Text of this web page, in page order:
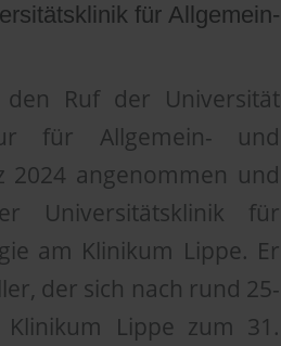
für Allgemein-
Ruf der Universität
für Allgemein- und
2024 angenommen und
Universitätsklinik für
am Klinikum Lippe. Er
der sich nach rund 25-
Lippe zum 31.